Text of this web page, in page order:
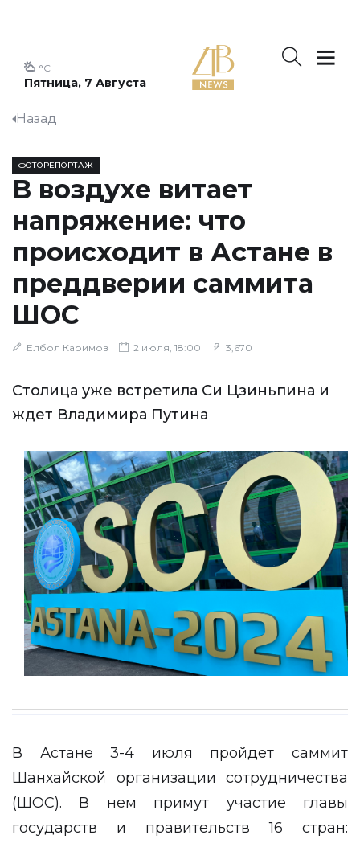
Пятница, 7 Августа
°C
Назад
ФОТОРЕПОРТАЖ
В воздухе витает
напряжение: что
происходит в Астане в
преддверии саммита
ШОС
Елбол Каримов 2 июля, 18:00 3,670
Столица уже встретила Си Цзиньпина и
ждет Владимира Путина
В Астане 3-4 июля пройдет саммит
Шанхайской организации сотрудничества
(ШОС). В нем примут участие главы
государств и правительств 16 стран: